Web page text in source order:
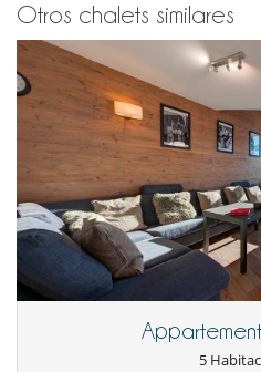
Otros chalets similares
5